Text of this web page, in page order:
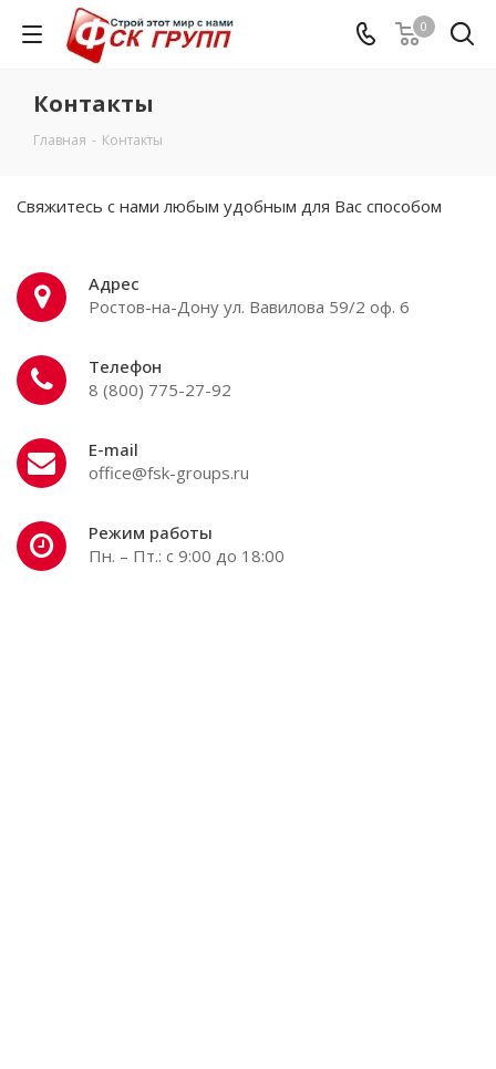
0
Контакты
Главная - Контакты
Свяжитесь с нами любым удобным для Вас способом
Адрес
Ростов-на-Дону ул. Вавилова 59/2 оф. 6
Телефон
8 (800) 775-27-92
E-mail
office@fsk-groups.ru
Режим работы
Пн. – Пт.: с 9:00 до 18:00